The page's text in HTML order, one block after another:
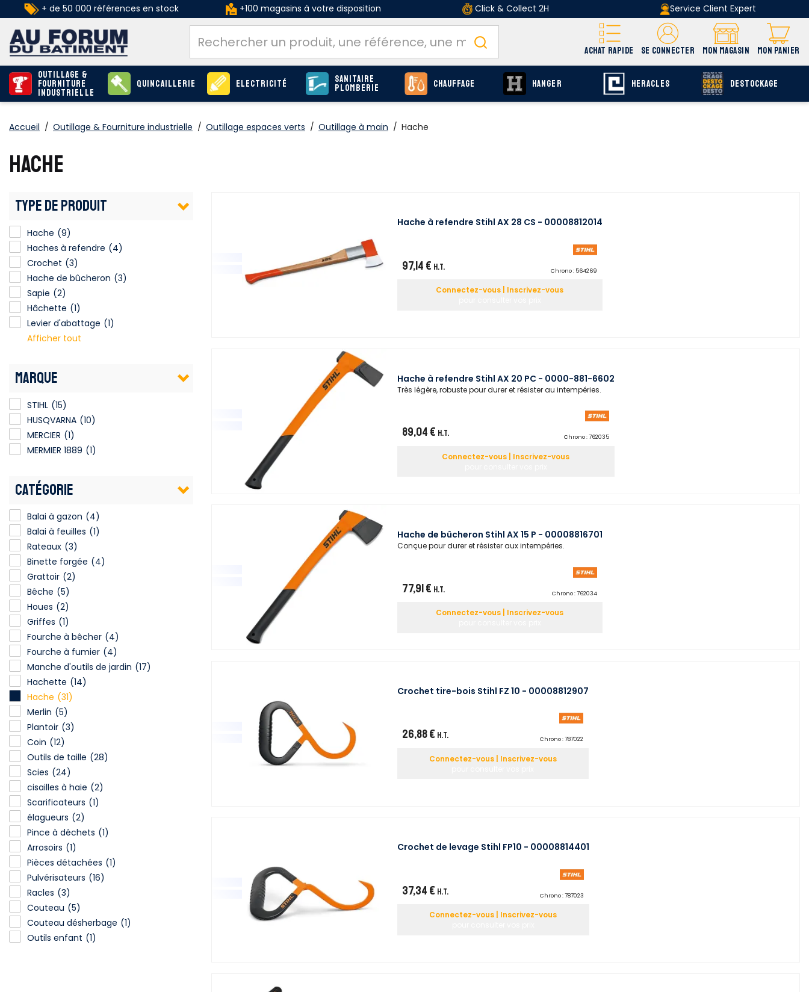
+ de 50 000 références en stock +100 magasins à votre disposition Click & Collect 2H Service Client Expert
ACHAT RAPIDE SE CONNECTER MON MAGASIN MON PANIER
Outillage &
Fourniture
industrielle
Quincaillerie Electricité Sanitaire
Plomberie Chauffage HANGER HERACLES DESTOCKAGE
Accueil / Outillage & Fourniture industrielle / Outillage espaces verts / Outillage à main / Hache
HACHE
TYPE DE PRODUIT
Hache (9)
Haches à refendre (4)
Crochet (3)
Hache de bûcheron (3)
Sapie (2)
Hâchette (1)
Levier d'abattage (1)
Afficher tout
MARQUE
STIHL (15)
HUSQVARNA (10)
MERCIER (1)
MERMIER 1889 (1)
CATÉGORIE
Balai à gazon (4)
Balai à feuilles (1)
Rateaux (3)
Binette forgée (4)
Grattoir (2)
Bêche (5)
Houes (2)
Griffes (1)
Fourche à bêcher (4)
Fourche à fumier (4)
Manche d'outils de jardin (17)
Hachette (14)
Hache (31)
Merlin (5)
Plantoir (3)
Coin (12)
Outils de taille (28)
Scies (24)
cisailles à haie (2)
Scarificateurs (1)
élagueurs (2)
Pince à déchets (1)
Arrosoirs (1)
Pièces détachées (1)
Pulvérisateurs (16)
Racles (3)
Couteau (5)
Couteau désherbage (1)
Outils enfant (1)
Hache à refendre Stihl AX 28 CS - 00008812014
97,14 € H.T. Chrono : 564269
Connectez-vous | Inscrivez-vous
Hache à refendre Stihl AX 20 PC - 0000-881-6602
Très légère, robuste pour durer et résister au intempéries.
89,04 € H.T. Chrono :762035
Connectez-vous | Inscrivez-vous
Hache de bûcheron Stihl AX 15 P - 00008816701
Conçue pour durer et résister aux intempéries.
77,91 € H.T. Chrono :762034
Connectez-vous | Inscrivez-vous
Crochet tire-bois Stihl FZ 10 - 00008812907
26,88 € H.T. Chrono :787022
Connectez-vous | Inscrivez-vous
Crochet de levage Stihl FP10 - 00008814401
37,34 € H.T. Chrono :787023
Connectez-vous | Inscrivez-vous